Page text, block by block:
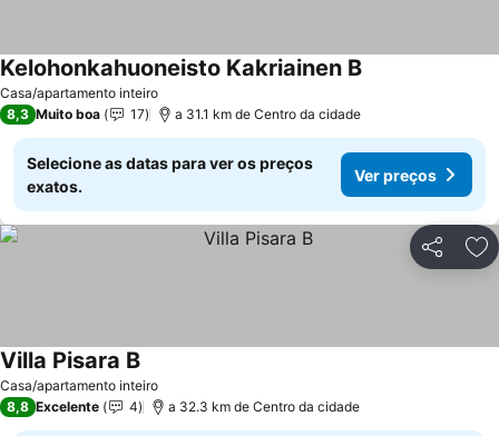
Casa/apartamento inteiro
Kelohonkahuoneisto Kakriainen BVer preços
8,3 Muito boa 17 a 31.1 km de Centro da cidade
Selecione as datas para ver os preços
exatos.
Ver preços
Partilhar
Casa/apartamento inteiro
Villa Pisara BVer preços
8,8 Excelente 4 a 32.3 km de Centro da cidade